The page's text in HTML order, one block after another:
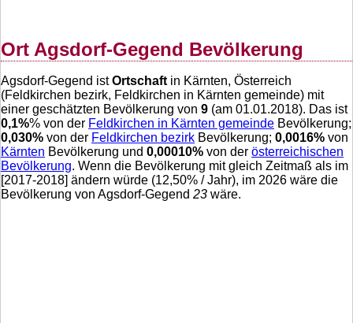
Ort Agsdorf-Gegend Bevölkerung
Agsdorf-Gegend istOrtschaft in Kärnten, Österreich
(Feldkirchen bezirk, Feldkirchen in Kärnten gemeinde) mit
einer geschätzten Bevölkerung von 9 (am 01.01.2018). Das ist
0,1%% von der Feldkirchen in Kärnten gemeinde Bevölkerung;
0,030% von der Feldkirchen bezirk Bevölkerung; 0,0016% von
Kärnten Bevölkerung und 0,00010% von der österreichischen
Bevölkerung. Wenn die Bevölkerung mit gleich Zeitmaß als im
[2017-2018] ändern würde (12,50% / Jahr), im 2026 wäre die
Bevölkerung von Agsdorf-Gegend 23 wäre.